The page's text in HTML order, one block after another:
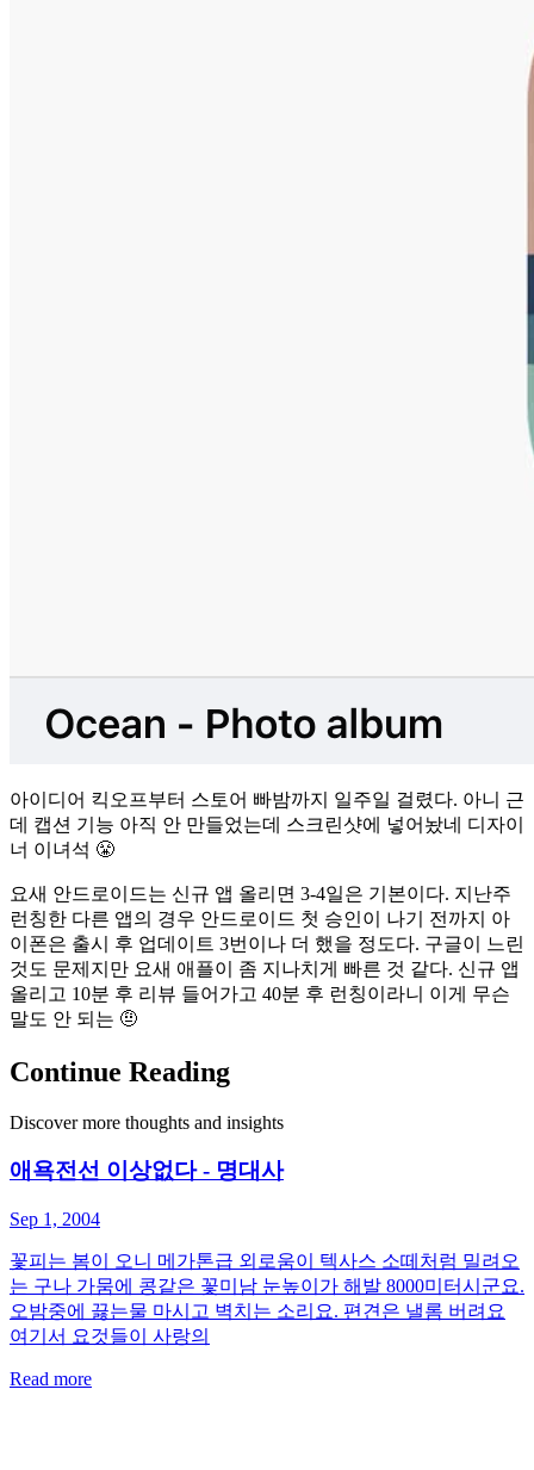
아이디어 킥오프부터 스토어 빠밤까지 일주일 걸렸다. 아니 근
데 캡션 기능 아직 안 만들었는데 스크린샷에 넣어놨네 디자이
너 이녀석 😤
요새 안드로이드는 신규 앱 올리면 3-4일은 기본이다. 지난주
런칭한 다른 앱의 경우 안드로이드 첫 승인이 나기 전까지 아
이폰은 출시 후 업데이트 3번이나 더 했을 정도다. 구글이 느린
것도 문제지만 요새 애플이 좀 지나치게 빠른 것 같다. 신규 앱
올리고 10분 후 리뷰 들어가고 40분 후 런칭이라니 이게 무슨
말도 안 되는 🤨
Continue Reading
Discover more thoughts and insights
애욕전선 이상없다 - 명대사
Sep 1, 2004
꽃피는 봄이 오니 메가톤급 외로움이 텍사스 소떼처럼 밀려오
는 구나 가뭄에 콩같은 꽃미남 눈높이가 해발 8000미터시군요.
오밤중에 끓는물 마시고 벽치는 소리요. 편견은 낼롬 버려요
여기서 요것들이 사랑의
Read more